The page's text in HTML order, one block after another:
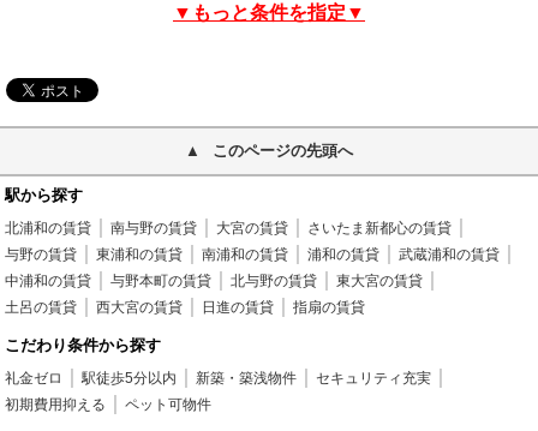
▼もっと条件を指定▼
このページの先頭へ
駅から探す
北浦和の賃貸 南与野の賃貸 大宮の賃貸
さいたま新都心の賃貸
与野の賃貸
東浦和の賃貸 南浦和の賃貸 浦和の賃貸
武蔵浦和の賃貸
中浦和の賃貸
与野本町の賃貸 北与野の賃貸
東大宮の賃貸
土呂の賃貸
西大宮の賃貸 日進の賃貸 指扇の賃貸
こだわり条件から探す
礼金ゼロ 駅徒歩5分以内 新築・築浅物件
セキュリティ充実
初期費用抑える
ペット可物件